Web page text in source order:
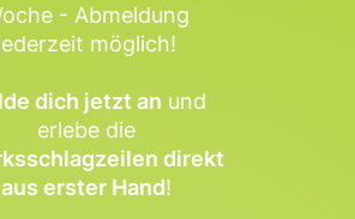
- Abmeldung
möglich!
dich jetzt an und
erlebe die
direkt
aus erster Hand!